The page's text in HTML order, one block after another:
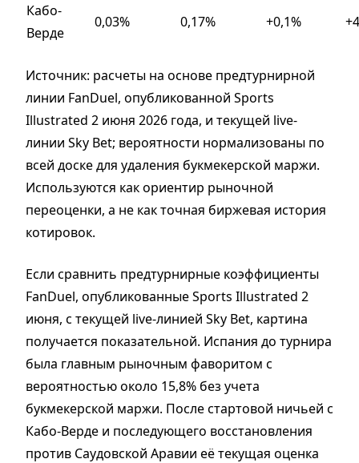
Кабо-
Верде
0,03% 0,17% +0,1%
Источник: расчеты на основе предтурнирной
линии FanDuel, опубликованной Sports
Illustrated 2 июня 2026 года, и текущей live-
линии Sky Bet; вероятности нормализованы по
всей доске для удаления букмекерской маржи.
Используются как ориентир рыночной
переоценки, а не как точная биржевая история
котировок.
Если сравнить предтурнирные коэффициенты
FanDuel, опубликованные Sports Illustrated 2
июня, с текущей live-линией Sky Bet, картина
получается показательной. Испания до турнира
была главным рыночным фаворитом с
вероятностью около 15,8% без учета
букмекерской маржи. После стартовой ничьей с
Кабо-Верде и последующего восстановления
против Саудовской Аравии её текущая оценка